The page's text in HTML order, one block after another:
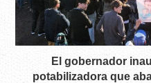
El gobernador
potabilizadora que